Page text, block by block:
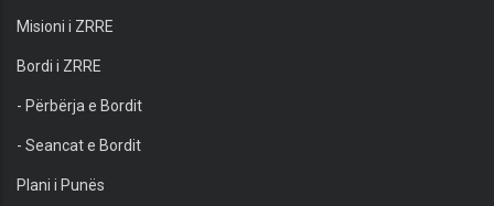
Misioni i ZRRE
Bordi i ZRRE
- Përbërja e Bordit
- Seancat e Bordit
Plani i Punës